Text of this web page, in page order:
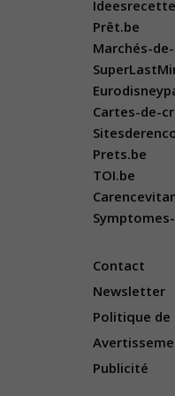
Prêt.be
Marchés-
Cartes-de-
Prets.be
TOI.be
Contact
Newsletter
Politique
Publicité